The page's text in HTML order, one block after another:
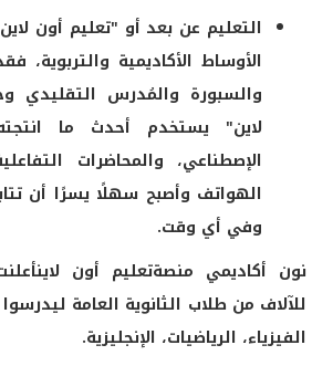
التعليم عن بعد أو "تعليم أون
الأوساط الأكاديمية
والسبورة والمُدرس
لاين" يستخدم أحدث ما
الإصطناعي، والمحاضرات
الهواتف وأصبح سهلًا يسرًا أن
وفي أي وقت.
نون أكاديمي منصةتعليم أون
للآلاف من طلاب الثانوية العامة
الفيزياء، الرياضيات، الإنجليزية.